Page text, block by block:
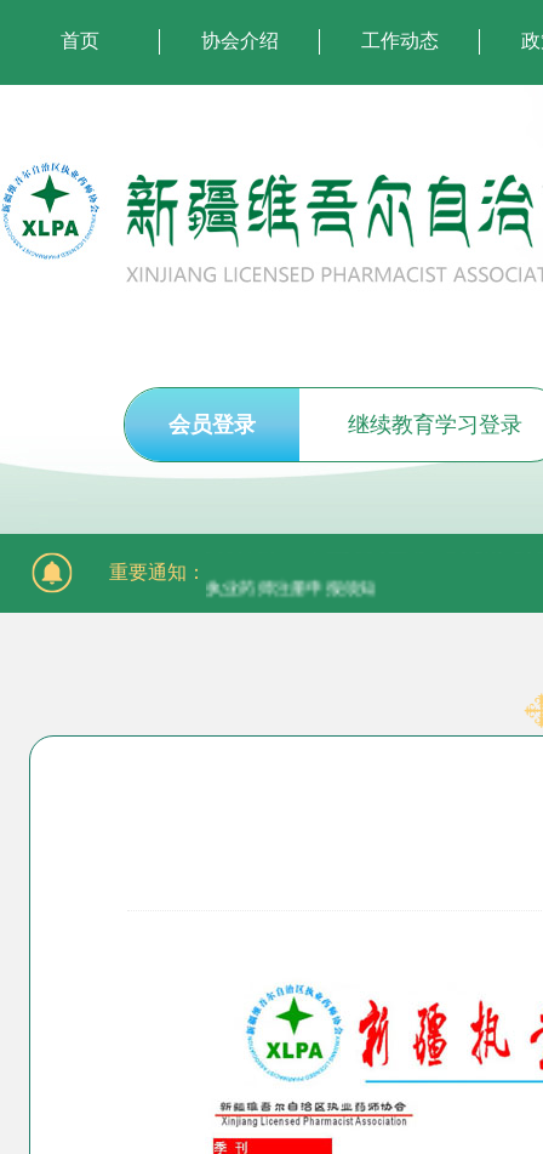
首页 协会介绍 工作动态
会员登录 继续教育学习登录
重要通知：
执业药师注册申报须知